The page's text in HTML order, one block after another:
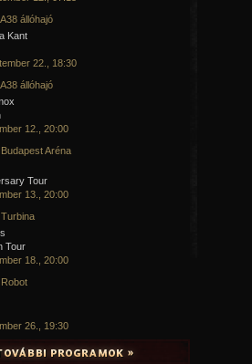
állóhajó
Kant
22., 18:30
állóhajó
12., 20:00
Aréna
Tour
13., 20:00
Tour
18., 20:00
26., 19:30